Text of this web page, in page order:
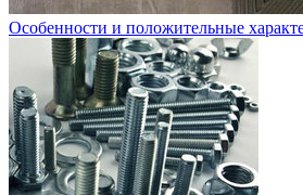
Особенности и положительные